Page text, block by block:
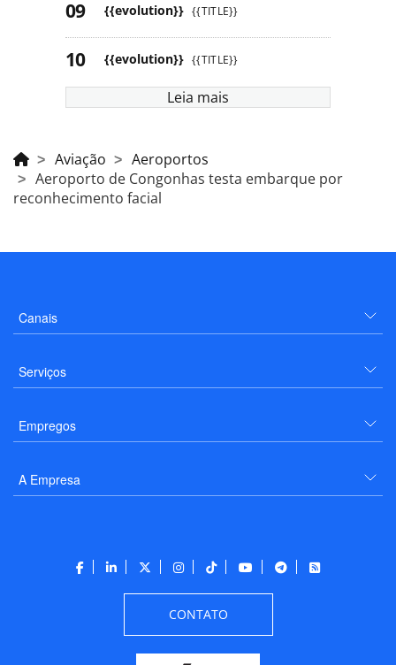
{{evolution}} {{TITLE}}
{{evolution}} {{TITLE}}
Leia mais
Aviação
Aeroportos
Aeroporto de Congonhas testa embarque por
reconhecimento facial
Canais
Serviços
Empregos
A Empresa
CONTATO